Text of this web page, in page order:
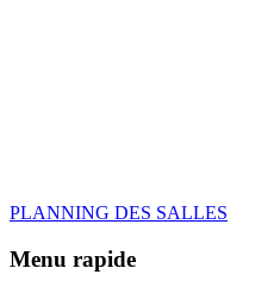
PLANNING DES SALLES
Menu rapide